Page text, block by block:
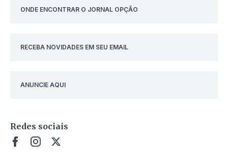
ONDE ENCONTRAR O JORNAL OPÇÃO
RECEBA NOVIDADES EM SEU EMAIL
ANUNCIE AQUI
Redes sociais